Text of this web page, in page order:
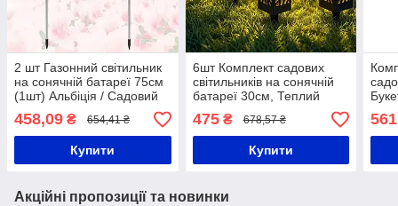
2 шт Газонний світильник
на сонячній батареї 75см
(1шт) Альбіція / Садовий
світильник / Садовий
ліхтар
458,09 ₴ 654,41 ₴
Купити
6шт Комплект садових
світильників на сонячній
батареї 30см, Теплий
білий / Ліхтар для саду /
Декоративний ліхтар
садовий
475₴ 678,57 ₴
Купити
Акційні пропозиції та новинки